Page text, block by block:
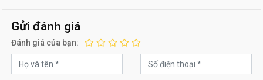
Gửi đánh giá
Đánh giá của bạn: